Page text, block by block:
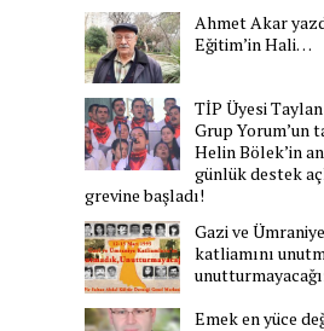
Ahmet Akar
Eğitim’in Hali…
TİP Üyesi
Grup Yorum’un
Helin Bölek’in
günlük destek
grevine başladı!
Gazi ve Ümraniye
katliamını
Emek en yüce